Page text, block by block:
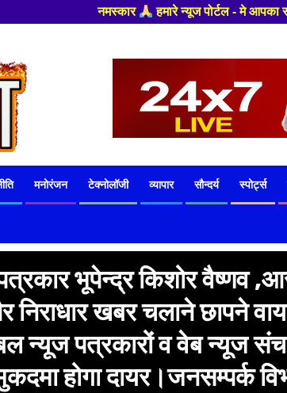
पोर्टल - मे आपका स्वागत हैं ,यहाँ आपको हमेशा ताजा खबरों
मनोरंजन टेक्नोलॉजी व्यापार सौन्दर्य स्पोर्ट्स
भूपेन्द्र किशोर वैष्णव
निराधार खबर चलाने छापने
न्यूज पत्रकारों व वेब न्यूज
होगा दायर।जनसम्पर्क